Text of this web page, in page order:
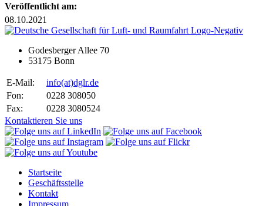
Veröffentlicht am:
08.10.2021
Godesberger Allee 70
53175 Bonn
E-Mail: info(at)dglr.de
Fon:
0228 308050
Fax:
0228 3080524
Kontaktieren Sie uns
Startseite
Geschäftsstelle
Kontakt
Impressum